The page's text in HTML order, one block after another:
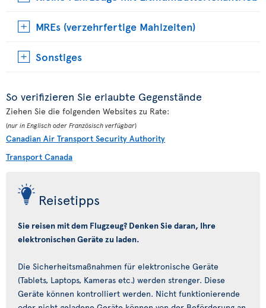
MREs (verzehrfertige Mahlzeiten)
Sonstiges
So verifizieren Sie erlaubte Gegenstände
Ziehen Sie die folgenden Websites zu Rate:
(nur in Englisch oder Französisch verfügbar)
Canadian Air Transport Security Authority
Transport Canada
Reisetipps
Sie reisen mit dem Flugzeug? Denken Sie daran, Ihre
elektronischen Geräte zu laden.
Die Sicherheitsmaßnahmen für elektronische Geräte
(Tablets, Laptops, Kameras etc.) werden strenger. Diese
Geräte können kontrolliert werden. Nicht funktionierende